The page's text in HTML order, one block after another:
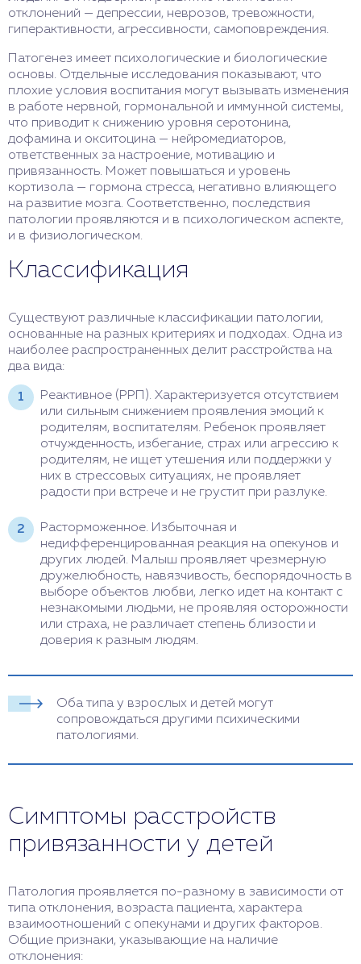
отклонений — депрессии, неврозов, тревожности,
гиперактивности, агрессивности, самоповреждения.
Патогенез имеет психологические и биологические
основы. Отдельные исследования показывают, что
плохие условия воспитания могут вызывать изменения
в работе нервной, гормональной и иммунной системы,
что приводит к снижению уровня серотонина,
дофамина и окситоцина — нейромедиаторов,
ответственных за настроение, мотивацию и
привязанность. Может повышаться и уровень
кортизола — гормона стресса, негативно влияющего
на развитие мозга. Соответственно, последствия
патологии проявляются и в психологическом аспекте,
и в физиологическом.
Классификация
Существуют различные классификации патологии,
основанные на разных критериях и подходах. Одна из
наиболее распространенных делит расстройства на
два вида:
Реактивное (РРП). Характеризуется отсутствием
или сильным снижением проявления эмоций к
родителям, воспитателям. Ребенок проявляет
отчужденность, избегание, страх или агрессию к
родителям, не ищет утешения или поддержки у
них в стрессовых ситуациях, не проявляет
радости при встрече и не грустит при разлуке.
Расторможенное. Избыточная и
недифференцированная реакция на опекунов и
других людей. Малыш проявляет чрезмерную
дружелюбность, навязчивость, беспорядочность в
выборе объектов любви, легко идет на контакт с
незнакомыми людьми, не проявляя осторожности
или страха, не различает степень близости и
доверия к разным людям.
Оба типа у взрослых и детей могут
сопровождаться другими психическими
патологиями.
Симптомы расстройств
привязанности у детей
Патология проявляется по-разному в зависимости от
типа отклонения, возраста пациента, характера
взаимоотношений с опекунами и других факторов.
Общие признаки, указывающие на наличие
отклонения: